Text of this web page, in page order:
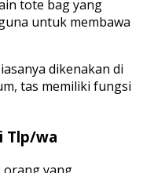
tote bag yang
untuk membawa
dikenakan di
tas memiliki fungsi
Tlp/wa
orang yang